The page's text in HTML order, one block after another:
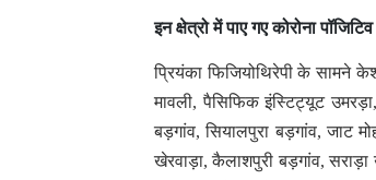
इन क्षेत्रो में पाए गए कोरोना पॉजिटिव
प्रियंका फिजियोथिरेपी के सामने
मावली, पैसिफिक इंस्टिट्यूट
बड़गांव, सियालपुरा बड़गांव, जाट
खेरवाड़ा, कैलाशपुरी बड़गांव,